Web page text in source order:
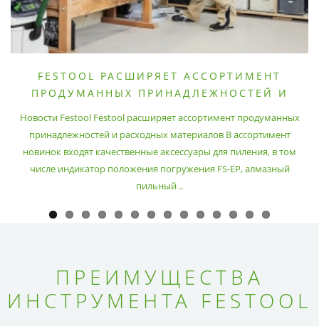
FESTOOL РАСШИРЯЕТ АССОРТИМЕНТ
ПРОДУМАННЫХ ПРИНАДЛЕЖНОСТЕЙ И
Новости Festool Festool расширяет ассортимент продуманных
принадлежностей и расходных материалов В ассортимент
новинок входят качественные аксессуары для пиления, в том
числе индикатор положения погружения FS-EP, алмазный
пильный ..
ПРЕИМУЩЕСТВА
ИНСТРУМЕНТА FESTOOL